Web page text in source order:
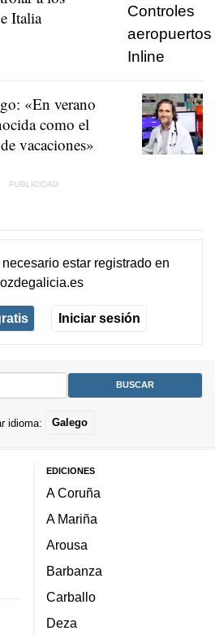
Italia
«En verano
como el
vacaciones»
necesario estar registradoen
Iniciar sesión
idioma: Galego
EDICIONES
A Coruña
A Mariña
Arousa
Barbanza
Carballo
Deza